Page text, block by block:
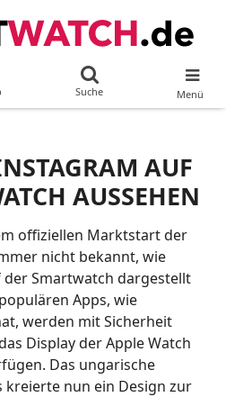
Suche Menü
AUF
AUSSEHEN
offiziellen Marktstart der
nicht bekannt, wie
der Smartwatch dargestellt
Apps, wie
werden mit Sicherheit
Display der Apple Watch
Das ungarische
kreierte nun ein Design zur